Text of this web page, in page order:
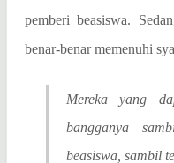
pemberi beasiswa.
benar-benar memenuhi
Mereka yang
bangganya
beasiswa, sambil